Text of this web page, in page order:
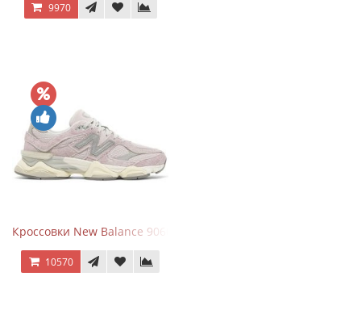
9970
Кроссовки New Balance 9060 December Sky
10570